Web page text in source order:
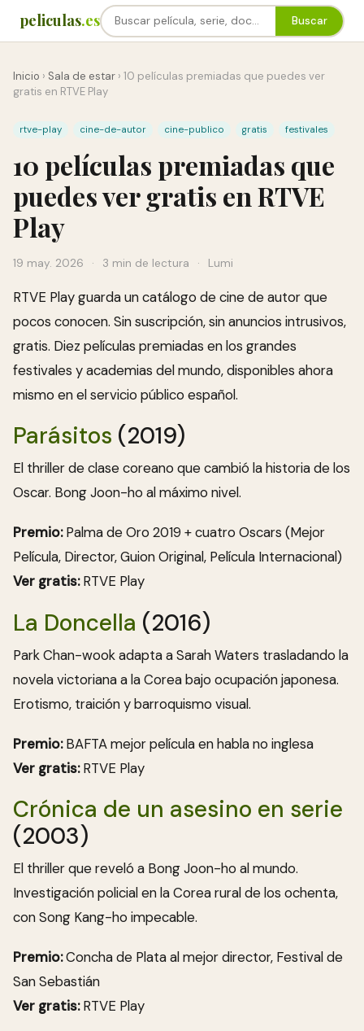
peliculas.es Buscar
Inicio › Sala de estar › 10 películas premiadas que puedes ver
gratis en RTVE Play
rtve-play cine-de-autor cine-publico gratis festivales
10 películas premiadas que
puedes ver gratis en RTVE
Play
19 may. 2026 · 3 min de lectura · Lumi
RTVE Play guarda un catálogo de cine de autor que
pocos conocen. Sin suscripción, sin anuncios intrusivos,
gratis. Diez películas premiadas en los grandes
festivales y academias del mundo, disponibles ahora
mismo en el servicio público español.
Parásitos (2019)
El thriller de clase coreano que cambió la historia de los
Oscar. Bong Joon-ho al máximo nivel.
Premio:Palma de Oro 2019 + cuatro Oscars (Mejor
Película, Director, Guion Original, Película Internacional)
Ver gratis:RTVE Play
La Doncella (2016)
Park Chan-wook adapta a Sarah Waters trasladando la
novela victoriana a la Corea bajo ocupación japonesa.
Erotismo, traición y barroquismo visual.
Premio:BAFTA mejor película en habla no inglesa
Ver gratis:RTVE Play
Crónica de un asesino en serie
(2003)
El thriller que reveló a Bong Joon-ho al mundo.
Investigación policial en la Corea rural de los ochenta,
con Song Kang-ho impecable.
Premio:Concha de Plata al mejor director, Festival de
San Sebastián
Ver gratis:RTVE Play